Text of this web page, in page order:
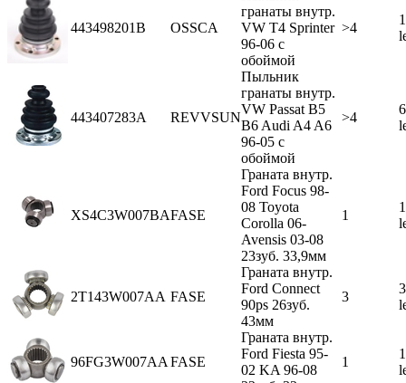
443498201B OSSCA
гранаты внутр.
VW T4 Sprinter
96-06 с
обоймой
>4
443407283A REVVSUN
Пыльник
гранаты внутр.
VW Passat B5
B6 Audi A4 A6
96-05 с
обоймой
>4
XS4C3W007BAFASE
Граната внутр.
Ford Focus 98-
08 Toyota
Corolla 06-
Avensis 03-08
23зуб. 33,9мм
1
2T143W007AA FASE
Граната внутр.
Ford Connect
90ps 26зуб.
43мм
3
96FG3W007AA FASE
Граната внутр.
Ford Fiesta 95-
02 KA 96-08
1